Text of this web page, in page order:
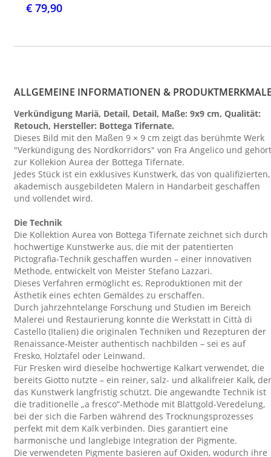
€ 79,90
ALLGEMEINE INFORMATIONEN &
Verkündigung Mariä, Detail, Detail, Maße: 9x9 cm, Qualität:
Retouch, Hersteller: Bottega Tifernate.
Dieses Bild mit den Maßen 9 × 9 cm zeigt das berühmte Werk
"Verkündigung des Nordkorridors" von Fra Angelico und gehört
zur Kollekion Aurea der Bottega Tifernate.
Jedes Stück ist ein exklusives Kunstwerk, das von qualifizierten,
akademisch ausgebildeten Malern in Handarbeit geschaffen
und vollendet wird.
Die Technik
Die Kollektion Aurea von Bottega Tifernate zeichnet sich durch
hochwertige Kunstwerke aus, die mit der patentierten
Pictografia-Technik geschaffen wurden – einer innovativen
Methode, entwickelt von Meister Stefano Lazzari.
Dieses Verfahren ermöglicht es, Reproduktionen mit der
Ästhetik eines echten Gemäldes zu erschaffen.
Durch jahrzehntelange Forschung und Studien im Bereich
Malerei und Restaurierung konnte die Werkstatt in Città di
Castello (Italien) die originalen Techniken und Rezepturen der
Renaissance-Meister authentisch nachbilden – sei es auf
Fresko, Holztafel oder Leinwand.
Für Fresken wird dieselbe hochwertige Kalkart verwendet, die
bereits Giotto nutzte – ein reiner, salz- und alkalifreier Kalk, der
das Kunstwerk langfristig schützt. Die angewandte Technik ist
die traditionelle „a fresco“-Methode mit Blattgold-Veredelung,
bei der sich die Farben während des Trocknungsprozesses
perfekt mit dem Kalk verbinden. Dies garantiert eine
harmonische und langlebige Integration der Pigmente.
Die verwendeten Pigmente basieren auf Oxiden, wodurch ihre